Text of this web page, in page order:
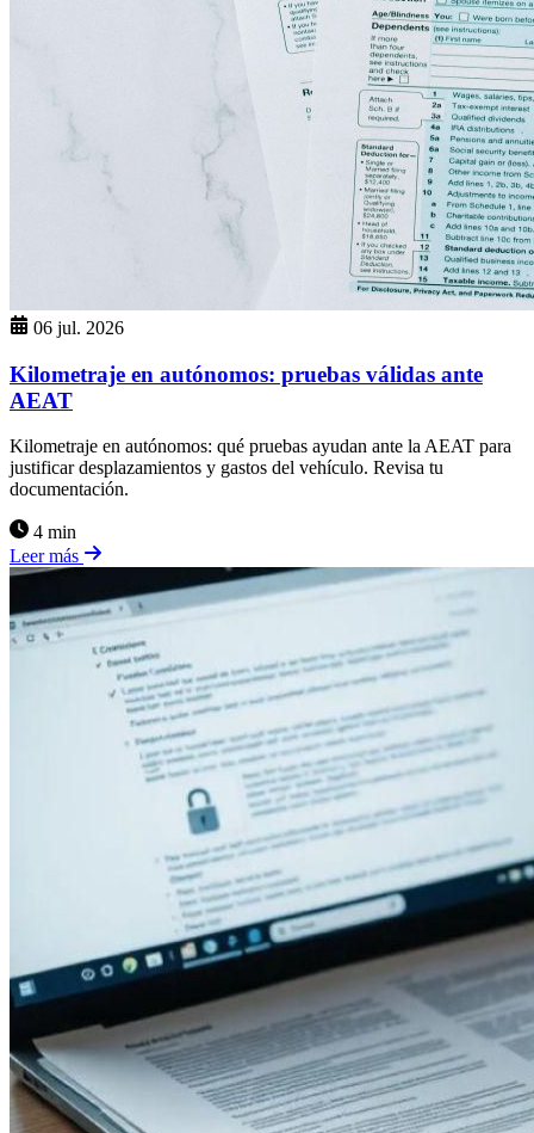
06 jul. 2026
Kilometraje en autónomos: pruebas válidas ante
AEAT
Kilometraje en autónomos: qué pruebas ayudan ante la AEAT para
justificar desplazamientos y gastos del vehículo. Revisa tu
documentación.
4 min
Leer más